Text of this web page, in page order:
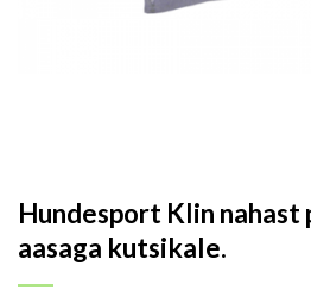
Hundesport Klin nahast
aasaga kutsikale.